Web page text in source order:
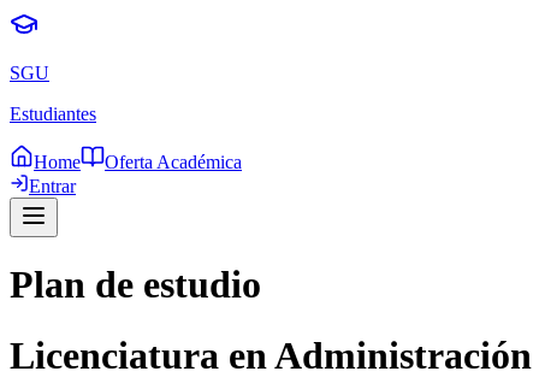
SGU
Estudiantes
Home
Oferta Académica
Entrar
Plan de estudio
Licenciatura en Administración